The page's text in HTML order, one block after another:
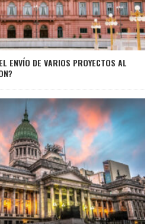
ENVÍO DE VARIOS PROYECTOS AL